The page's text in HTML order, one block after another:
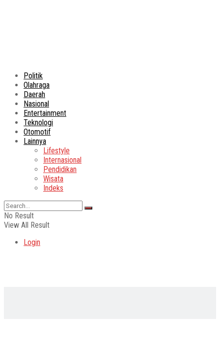
Politik
Olahraga
Daerah
Nasional
Entertainment
Teknologi
Otomotif
Lainnya
Lifestyle
Internasional
Pendidikan
Wisata
Indeks
No Result
View All Result
Login